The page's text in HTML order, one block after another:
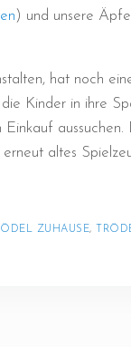
) und unsere
hat noch
Kinder in ihre
Einkauf
altes
ZUHAUSE,